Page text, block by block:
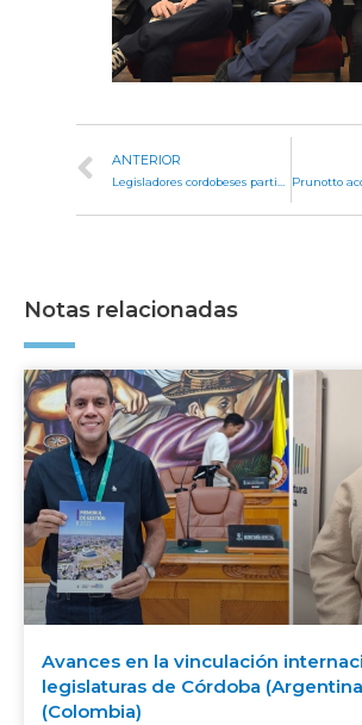
ANTERIOR
Notas relacionadas
Avances en la vinculación
legislaturas de Córdoba
(Colombia)